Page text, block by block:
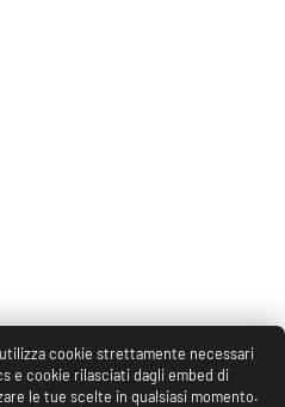
cookie strettamente necessari
e cookie rilasciati dagli embed di
le tue scelte in qualsiasi momento.